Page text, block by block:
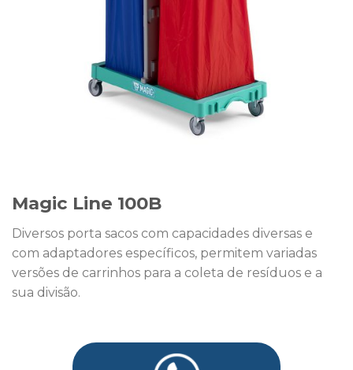
Magic Line 100B
Diversos porta sacos com capacidades diversas e
com adaptadores específicos, permitem variadas
versões de carrinhos para a coleta de resíduos e a
sua divisão.